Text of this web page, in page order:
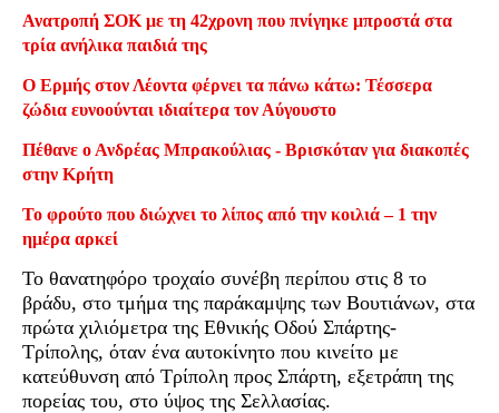
Ανατροπή ΣΟΚ με τη 42χρονη που πνίγηκε μπροστά στα
τρία ανήλικα παιδιά της
Ο Ερμής στον Λέοντα φέρνει τα πάνω κάτω: Τέσσερα
ζώδια ευνοούνται ιδιαίτερα τον Αύγουστο
Πέθανε ο Ανδρέας Μπρακούλιας - Βρισκόταν για διακοπές
στην Κρήτη
Το φρούτο που διώχνει το λίπος από την κοιλιά – 1 την
ημέρα αρκεί
Το θανατηφόρο τροχαίο συνέβη περίπου στις 8 το
βράδυ, στο τμήμα της παράκαμψης των Βουτιάνων, στα
πρώτα χιλιόμετρα της Εθνικής Οδού Σπάρτης-
Τρίπολης, όταν ένα αυτοκίνητο που κινείτο με
κατεύθυνση από Τρίπολη προς Σπάρτη, εξετράπη της
πορείας του, στο ύψος της Σελλασίας.